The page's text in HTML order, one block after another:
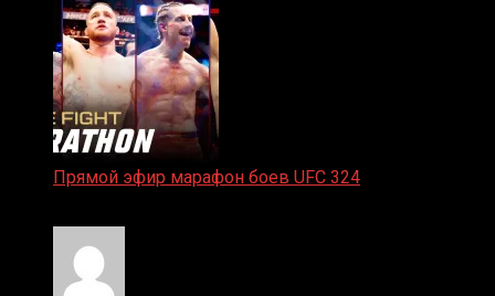
Прямой эфир марафон боев UFC 324